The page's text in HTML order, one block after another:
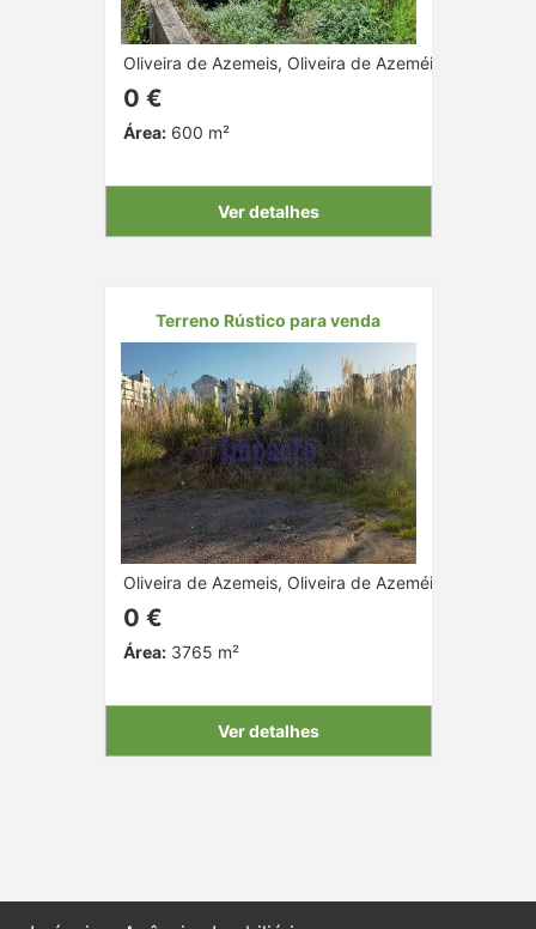
Oliveira de Azemeis, Oliveira de Azeméis, Aveiro
0 €
Área:600 m²
Ver detalhes
Terreno Rústico para venda
Oliveira de Azemeis, Oliveira de Azeméis, Aveiro
0 €
Área:3765 m²
Ver detalhes